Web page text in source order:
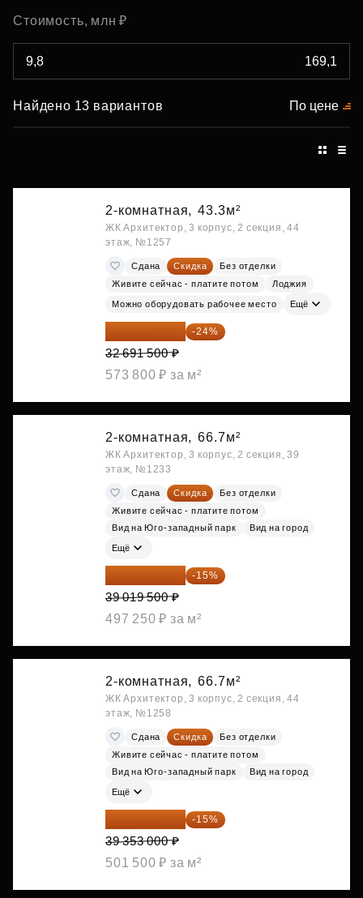
Стоимость, млн ₽
Найдено 13 вариантов По цене
2-комнатная, 43.3м²
ЖК Архитектор, 3 корпус, 2 секция, 44
этаж, №1257
Сдана Скидка
Без отделки
Живите сейчас - платите потом
Лоджия
Можно оборудовать рабочее место Ещё
24 845 540 ₽ -24%
32 691 500 ₽
573 800 ₽ за м²
2-комнатная, 66.7м²
ЖК Архитектор, 3 корпус, 2 секция, 39
этаж, №1233
Сдана Скидка
Без отделки
Живите сейчас - платите потом
Вид на Юго-западный парк
Вид на город
Ещё
33 166 575 ₽ -15%
39 019 500 ₽
497 250 ₽ за м²
2-комнатная, 66.7м²
ЖК Архитектор, 3 корпус, 2 секция, 44
этаж, №1258
Сдана Скидка
Без отделки
Живите сейчас - платите потом
Вид на Юго-западный парк
Вид на город
Ещё
33 450 050 ₽ -15%
39 353 000 ₽
501 500 ₽ за м²